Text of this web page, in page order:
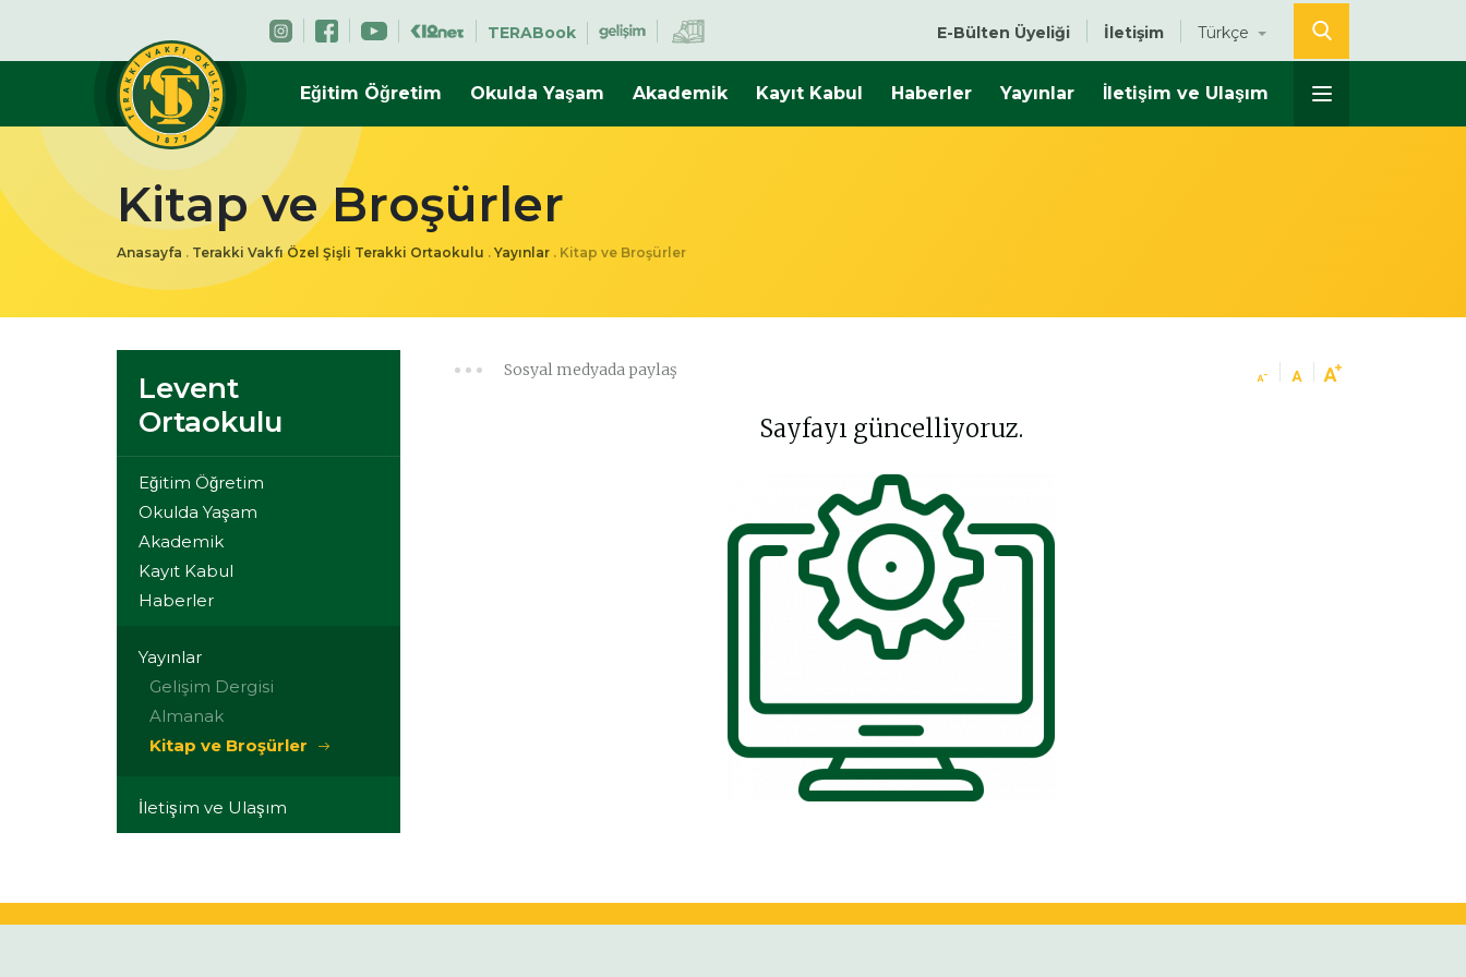
TERABook E-Bülten Üyeliği İletişim Türkçe
Eğitim Öğretim Okulda Yaşam Akademik Kayıt Kabul Haberler Yayınlar İletişim ve Ulaşım
Kitap ve Broşürler
Anasayfa . Terakki Vakfı Özel Şişli Terakki Ortaokulu . Yayınlar . Kitap ve Broşürler
Levent
Ortaokulu
Eğitim Öğretim
Okulda Yaşam
Akademik
Kayıt Kabul
Haberler
Yayınlar
Gelişim Dergisi
Almanak
Kitap ve Broşürler
İletişim ve Ulaşım
Sosyal medyada paylaş
Sayfayı güncelliyoruz.